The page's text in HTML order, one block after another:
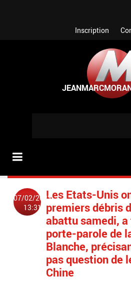
Inscription
07/02/2023
13:31
Les Etats-Unis
premiers débris
abattu samedi,
porte-parole de
Blanche,
pas question de
Chine